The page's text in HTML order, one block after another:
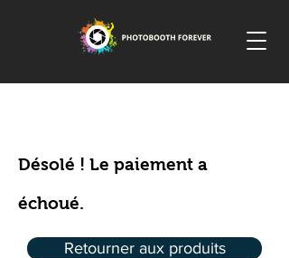
Désolé ! Le paiement a
échoué.
Retourner aux produits